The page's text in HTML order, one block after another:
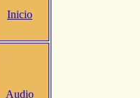
Inicio
Audio